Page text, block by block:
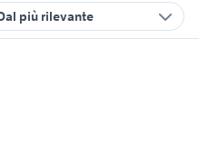
più rilevante